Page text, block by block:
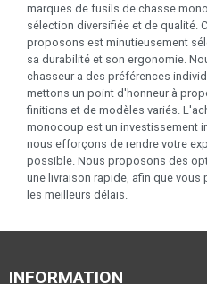
marques de fusils de chasse
sélection diversifiée et de qualité.
proposons est minutieusement
sa durabilité et son ergonomie.
chasseur a des préférences
mettons un point d'honneur à
finitions et de modèles variés.
monocoup est un investissement
nous efforçons de rendre votre
possible. Nous proposons des
une livraison rapide, afin que
les meilleurs délais.
INFORMATION